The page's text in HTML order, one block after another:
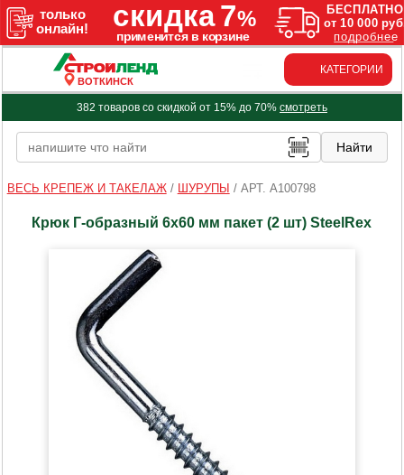
ВОТКИНСК
КАТЕГОРИИ
382 товаров со скидкой от 15% до 70% смотреть
ВЕСЬ КРЕПЕЖ И ТАКЕЛАЖ/ ШУРУПЫ / АРТ. A100798
Крюк Г-образный 6х60 мм пакет (2 шт) SteelRex